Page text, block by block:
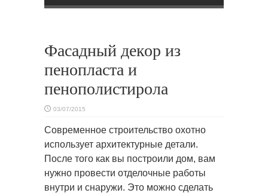
Фасадный декор из
пенопласта и
пенополистирола
03/07/2015
Современное строительство охотно
использует архитектурные детали.
После того как вы построили дом, вам
нужно провести отделочные работы
внутри и снаружи. Это можно сделать